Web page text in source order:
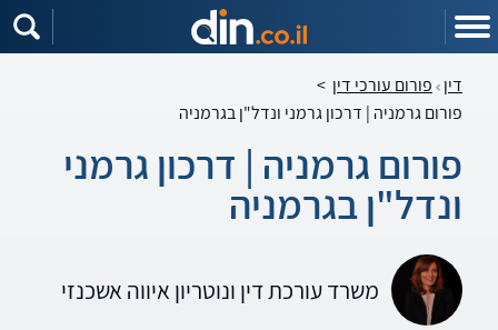
דין פורום עורכי דין >
פורום גרמניה | דרכון גרמני ונדל"ן בגרמניה
פורום גרמניה | דרכון גרמני
ונדל"ן בגרמניה
משרד עורכת דין ונוטריון איווה אשכנזי